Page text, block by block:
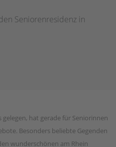
Seniorenresidenz in
hat gerade für Seniorinnen
Besonders beliebte Gegenden
wunderschönen am Rhein